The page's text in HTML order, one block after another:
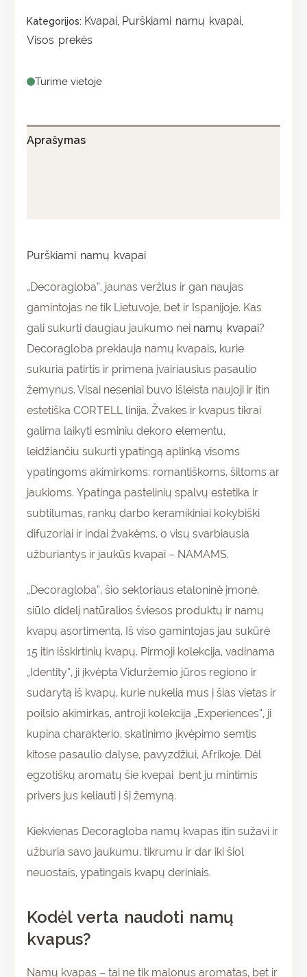
Kategorijos: Kvapai, Purškiami namų kvapai,
Visos prekės
Turime vietoje
Aprašymas
Purškiami namų kvapai
„Decoragloba”, jaunas veržlus ir gan naujas
gamintojas ne tik Lietuvoje, bet ir Ispanijoje. Kas
gali sukurti daugiau jaukumo nei namų kvapai?
Decoragloba prekiauja namų kvapais, kurie
sukuria patirtis ir primena įvairiausius pasaulio
žemynus. Visai neseniai buvo išleista naujoji ir itin
estetiška CORTELL linija. Žvakes ir kvapus tikrai
galima laikyti esminiu dekoro elementu,
leidžiančiu sukurti ypatingą aplinką visoms
ypatingoms akimirkoms: romantiškoms, šiltoms ar
jaukioms. Ypatinga pastelinių spalvų estetika ir
subtilumas, rankų darbo keramikiniai kokybiški
difuzoriai ir indai žvakėms, o visų svarbiausia
užburiantys ir jaukūs kvapai – NAMAMS.
„Decoragloba”, šio sektoriaus etaloninė įmonė,
siūlo didelį natūralios šviesos produktų ir namų
kvapų asortimentą. Iš viso gamintojas jau sukūrė
15 itin išskirtinių kvapų. Pirmoji kolekcija, vadinama
„Identity”, ji įkvėpta Viduržemio jūros regiono ir
sudarytą iš kvapų, kurie nukelia mus į šias vietas ir
poilsio akimirkas, antroji kolekcija „Experiences”, ji
kupina charakterio, skatinimo įkvėpimo semtis
kitose pasaulio dalyse, pavyzdžiui, Afrikoje. Dėl
egzotiškų aromatų šie kvepai bent ju mintimis
privers jus keliauti į šį žemyną.
Kiekvienas Decoragloba namų kvapas itin sužavi ir
užburia savo jaukumu, tikrumu ir dar iki šiol
neuostais, ypatingais kvapų deriniais.
Kodėl verta naudoti namų
kvapus?
Namų kvapas – tai ne tik malonus aromatas, bet ir